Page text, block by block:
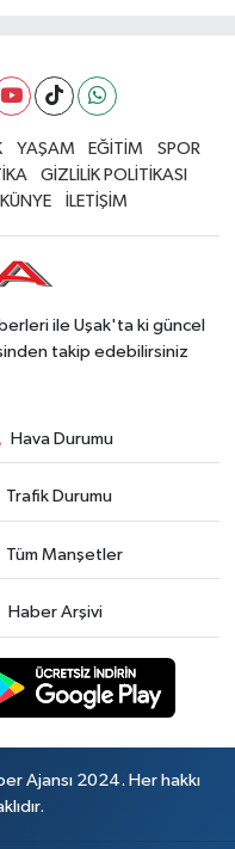
YAŞAM EĞİTİM
SPOR
GİZLİLİK POLİTİKASI
KÜNYE İLETİŞİM
ile Uşak'ta ki güncel
takip edebilirsiniz
Hava Durumu
Trafik Durumu
Tüm Manşetler
Haber Arşivi
Ajansı 2024. Her hakkı